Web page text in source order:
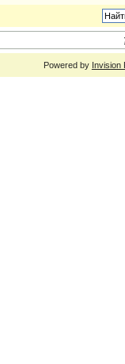
Powered by Invision